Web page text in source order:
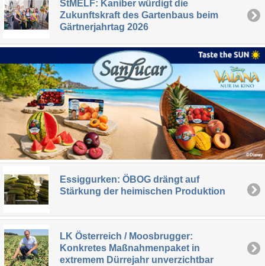
StMELF: Kaniber würdigt die
Zukunftskraft des Gartenbaus beim
Gärtnerjahrtag 2026
Essiggurken: ÖBOG drängt auf
Stärkung der heimischen Produktion
LK Österreich / Moosbrugger:
Konkretes Maßnahmenpaket in
extremem Dürrejahr unverzichtbar